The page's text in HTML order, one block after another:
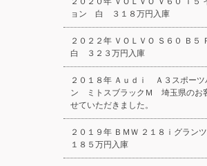
ョン 白 ３１８万円入庫
２０２２年 ＶＯＬＶＯ Ｓ６０ Ｂ５
白 ３２３万円入庫
２０１８年 Ａｕｄｉ Ａ３スポーツ
ン ミトスブラックＭ 埼玉県のお
せていただきました。
２０１９年 ＢＭＷ ２１８ｉグラ
１８５万円入庫